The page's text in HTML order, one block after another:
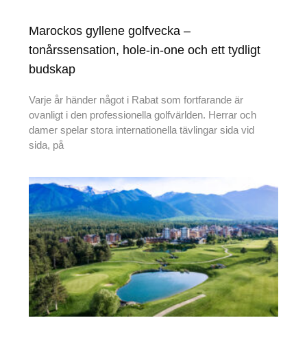
Marockos gyllene golfvecka –
tonårssensation, hole-in-one och ett tydligt
budskap
Varje år händer något i Rabat som fortfarande är
ovanligt i den professionella golfvärlden. Herrar och
damer spelar stora internationella tävlingar sida vid
sida, på